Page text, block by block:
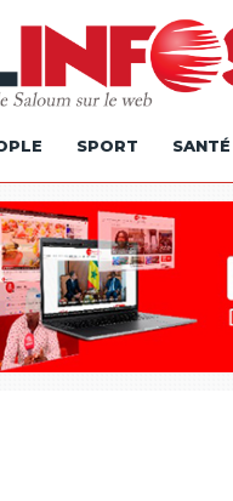
SPORT SANTÉ